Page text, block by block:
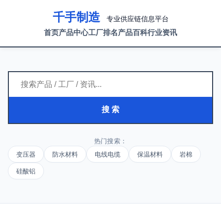
千手制造 专业供应链信息平台
首页产品中心工厂排名产品百科行业资讯
搜 索
热门搜索：
变压器
防水材料 电线电缆 保温材料 岩棉
硅酸铝